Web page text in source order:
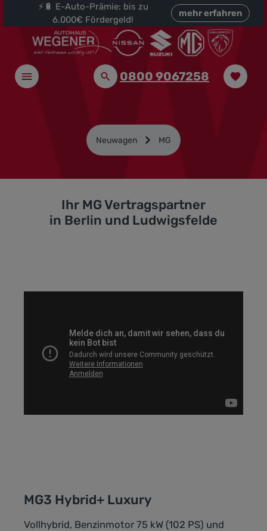
springen
⚡🔋 E-Auto-Prämie: bis zu
6.000€ Fördergeld!
mehr erfahren
0800 9067258
Neuwagen MG
Ihr MG Vertragspartner
in Berlin und Ludwigsfelde
MG3 Hybrid+ Luxury
Vollhybrid, Benzinmotor 75 kW (102 PS) und